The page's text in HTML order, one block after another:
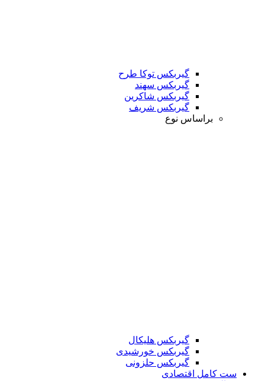
گیربکس توکا طرح
گیربکس سهند
گیربکس شاکرین
گیربکس شریف
براساس نوع
گیربکس هلیکال
گیربکس خورشیدی
گیربکس حلزونی
ست کامل اقتصادی